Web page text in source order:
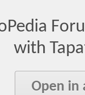
with
Open in